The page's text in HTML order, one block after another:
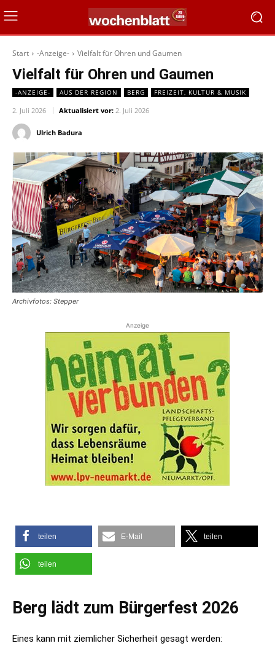
Start -Anzeige- Vielfalt für Ohren und Gaumen
Vielfalt für Ohren und Gaumen
-ANZEIGE- AUS DER REGION BERG FREIZEIT, KULTUR & MUSIK
2. Juli 2026 Aktualisiert vor: 2. Juli 2026
Ulrich Badura
Archivfotos: Stepper
Anzeige
teilen E-Mail teilen
teilen
Berg lädt zum Bürgerfest 2026
Eines kann mit ziemlicher Sicherheit gesagt werden: